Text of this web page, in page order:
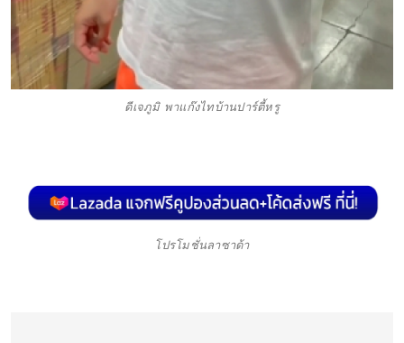
ดีเจภูมิ พาแก๊งไทบ้านปาร์ตี้หรู
โปรโมชั่นลาซาด้า